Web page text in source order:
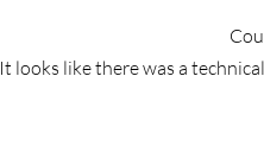
It looks like there was a